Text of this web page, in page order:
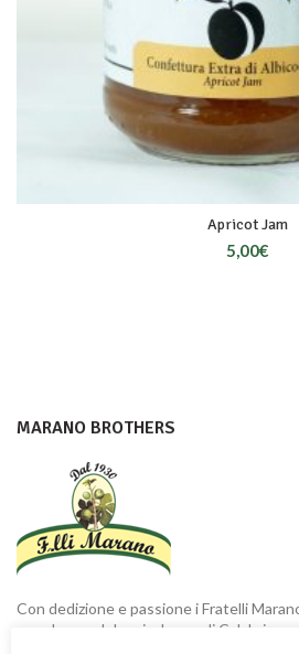
Apricot Jam
5,00€
MARANO BROTHERS
Con dedizione e passione i Fratelli
mondo una dolce ricchezza di Calabria